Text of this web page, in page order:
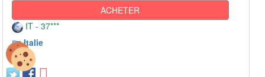
ACHETER
IT - 37***
Italie